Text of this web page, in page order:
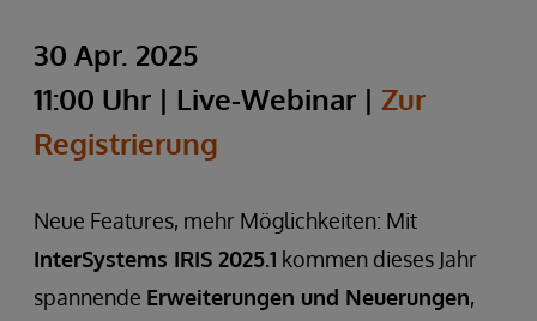
30 Apr. 2025
11:00 Uhr | Live-Webinar | Zur
Registrierung
Neue Features, mehr Möglichkeiten: Mit
InterSystems IRIS 2025.1 kommen dieses Jahr
spannende Erweiterungen und Neuerungen,